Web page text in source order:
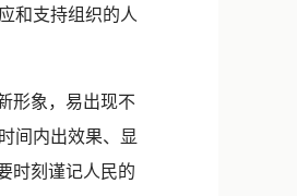
和支持组织的人
形象，易出现不
间内出效果、显
时刻谨记人民的